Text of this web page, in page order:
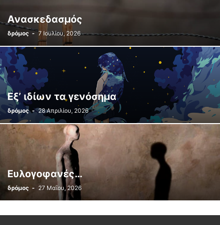
Ανασκεδασμός
δρόμος - 7 Ιουλίου, 2026
Εξ’ ιδίων τα γενόσημα
δρόμος - 28 Απριλίου, 2026
Ευλογοφανές…
δρόμος - 27 Μαΐου, 2026